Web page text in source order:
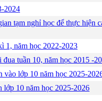
2024
tạm nghỉ học để thực
1, năm học 2022-2023
tuần 10, năm học 2015 -
vào lớp 10 năm học 2025-
lớp 10 năm học 2025-2026